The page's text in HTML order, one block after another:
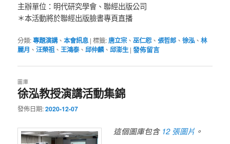
主辦單位：明代研究學會、聯經出版公司
＊本活動將於聯經出版臉書專頁直播
分類:專題演講、本會訊息 |標籤:唐立宗、巫仁恕 、張哲郎 、徐泓、林
麗月 、汪榮祖 、王鴻泰、邱仲麟、邱澎生 |發佈留言
徐泓教授演講活動集錦
圖庫
發佈日期:2020-12-07
這個圖庫包含 12 張圖片 。